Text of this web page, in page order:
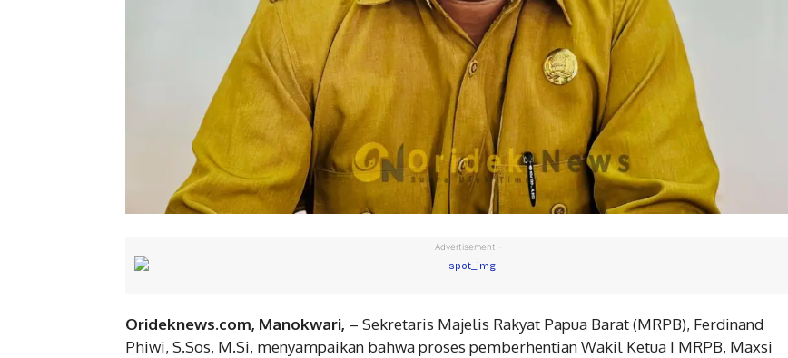
- Advertisement -
Orideknews.com, Manokwari, – Sekretaris Majelis Rakyat Papua Barat (MRPB), Ferdinand
Phiwi, S.Sos, M.Si, menyampaikan bahwa proses pemberhentian Wakil Ketua I MRPB, Maxsi